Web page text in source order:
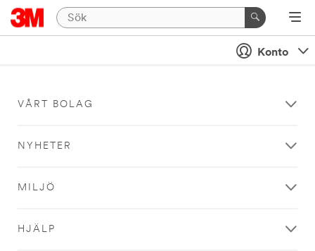
Konto
VÅRT BOLAG
NYHETER
MILJÖ
HJÄLP